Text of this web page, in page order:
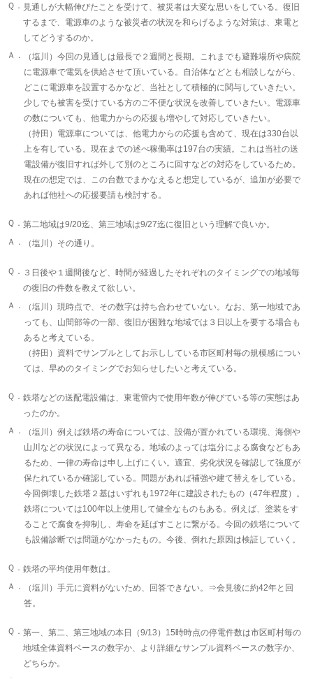
Ｑ． 見通しが大幅伸びたことを受けて、被災者は大変な思いをしている。復旧
するまで、電源車のような被災者の状況を和らげるような対策は、東電と
してどうするのか。
Ａ．
（塩川）今回の見通しは最長で２週間と長期。これまでも避難場所や病院
に電源車で電気を供給させて頂いている。自治体などとも相談しながら、
どこに電源車を設置するかなど、当社として積極的に関与していきたい。
少しでも被害を受けている方のご不便な状況を改善していきたい。電源車
の数についても、他電力からの応援も増やして対応していきたい。
（持田）電源車については、他電力からの応援も含めて、現在は330台以
上を有している。現在までの述べ稼働率は197台の実績。これは当社の送
電設備が復旧すれば外して別のところに回すなどの対応をしているため。
現在の想定では、この台数でまかなえると想定しているが、追加が必要で
あれば他社への応援要請も検討する。
Ｑ． 第二地域は9/20迄、第三地域は9/27迄に復旧という理解で良いか。
Ａ．
（塩川）その通り。
Ｑ． ３日後や１週間後など、時間が経過したそれぞれのタイミングでの地域毎
の復旧の件数を教えて欲しい。
Ａ．
（塩川）現時点で、その数字は持ち合わせていない。なお、第一地域であ
っても、山間部等の一部、復旧が困難な地域では３日以上を要する場合も
あると考えている。
（持田）資料でサンプルとしてお示ししている市区町村毎の規模感につい
ては、早めのタイミングでお知らせしたいと考えている。
Ｑ． 鉄塔などの送配電設備は、東電管内で使用年数が伸びている等の実態はあ
ったのか。
Ａ．
（塩川）例えば鉄塔の寿命については、設備が置かれている環境、海側や
山川などの状況によって異なる。地域のよっては塩分による腐食などもあ
るため、一律の寿命は申し上げにくい。適宜、劣化状況を確認して強度が
保たれているか確認している。問題があれば補強や建て替えをしている。
今回倒壊した鉄塔２基はいずれも1972年に建設されたもの（47年程度）。
鉄塔については100年以上使用して健全なものもある。例えば、塗装をす
ることで腐食を抑制し、寿命を延ばすことに繋がる。今回の鉄塔について
も設備診断では問題がなかったもの。今後、倒れた原因は検証していく。
Ｑ． 鉄塔の平均使用年数は。
Ａ．
（塩川）手元に資料がないため、回答できない。⇒会見後に約42年と回
答。
Ｑ． 第一、第二、第三地域の本日（9/13）15時時点の停電件数は市区町村毎の
地域全体資料ベースの数字か、より詳細なサンプル資料ベースの数字か、
どちらか。